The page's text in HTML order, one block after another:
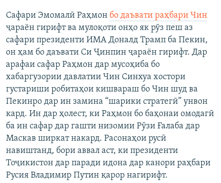
Сафари Эмомалӣ Раҳмон бо даъвати раҳбари Чин
ҷараён гирифт ва мулоқоти онҳо як рӯз пеш аз
сафари президенти ИМА Доналд Трамп ба Пекин,
он ҳам бо даъвати Си Ҷинпин ҷараён гирифт. Дар
арафаи сафар Раҳмон дар мусоҳиба бо
хабаргузории давлатии Чин Синхуа хостори
густариши робитаҳои кишвараш бо Чин шуд ва
Пекинро дар ин замина “шарики стратегӣ” унвон
кард. Ин дар ҳолест, ки Раҳмон бо баҳонаи омодагӣ
ба ин сафар дар гашти низомии Рӯзи Ғалаба дар
Маскав ширкат накард. Расонаҳои русӣ
навиштанд, бори аввал аст, ки президенти
Тоҷикистон дар паради идона дар канори раҳбари
Русия Владимир Путин қарор нагирифт.